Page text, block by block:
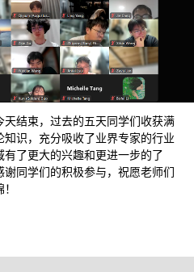
天结束，过去的五天同学们收获满
识，充分吸收了业界专家的行业
了更大的兴趣和更进一步的了
同学们的积极参与，祝愿老师们